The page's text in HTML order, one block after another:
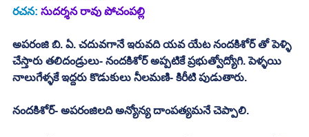
రచన: సుదర్శన రావు పోచంపల్లి
అపరంజి బి. ఏ. చదువగానే ఇరువది యవ యేట నందకిశోర్ తో పెళ్ళి
చేస్తారు తలిదండ్రులు- నందకిశోర్ అప్పటికే ప్రభుత్వోద్యోగి. పెళ్ళయి
నాలుగేళ్ళకే ఇద్దరు కొడుకులు నీలమణి- కిరీటి పుడుతారు.
నందకిశోర్- అపరంజిలది అన్యోన్య దాంపత్యమనే చెప్పాలి.